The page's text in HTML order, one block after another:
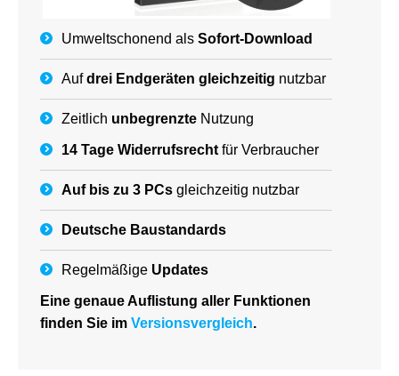
Umweltschonend als Sofort-Download
Aufdrei Endgeräten gleichzeitig nutzbar
Zeitlich unbegrenzte Nutzung
14 Tage Widerrufsrecht für Verbraucher
Auf bis zu 3 PCs gleichzeitig nutzbar
Deutsche Baustandards
Regelmäßige Updates
Eine genaue Auflistung aller Funktionen
finden Sie im Versionsvergleich.